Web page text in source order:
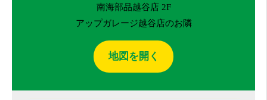
南海部品越谷店 2F
アップガレージ越谷店のお隣
地図を開く